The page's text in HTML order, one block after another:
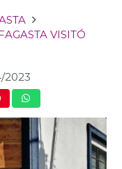
VISITÓ
2023